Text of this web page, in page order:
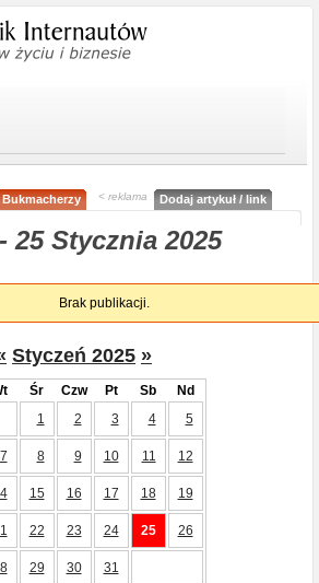
Bukmacherzy < reklama Dodaj artykuł / link
25 Stycznia 2025
Brak publikacji.
Styczeń 2025 »
Śr Czw Pt Sb
Nd
1
2 3 4 5
7 8 9 10 11 12
15 16 17 18 19
22 23 24 25 26
29 30 31